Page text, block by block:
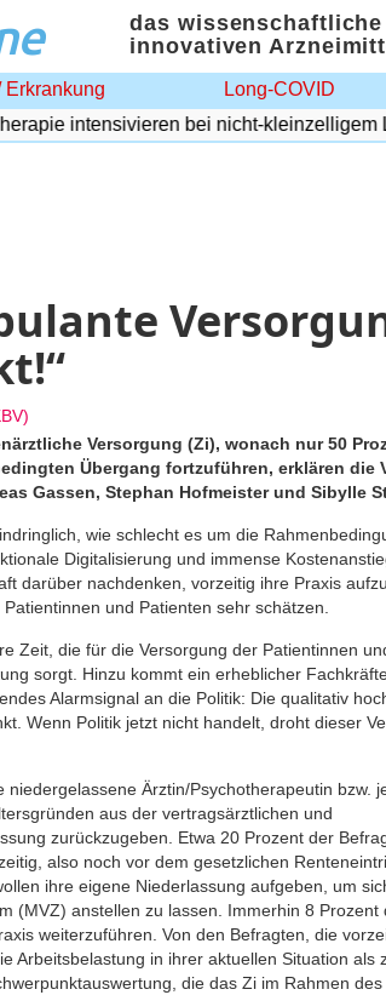
das
innovativen
Erkrankung Long-COVID
intensivieren bei nicht-kleinzelligem
Versorgung (Zi), wonach nur 50
Übergang fortzuführen, erklären die
Gassen, Stephan Hofmeister und Sibylle
wie schlecht es um die
Digitalisierung und immense
darüber nachdenken, vorzeitig ihre Praxis
und Patienten sehr schätzen.
Zeit, die für die Versorgung der Patientinnen
sorgt. Hinzu kommt ein erheblicher
Alarmsignal an die Politik: Die qualitativ
Wenn Politik jetzt nicht handelt, droht dieser
Ärztin/Psychotherapeutin bzw.
aus der vertragsärztlichen und
zurückzugeben. Etwa 20 Prozent der
also noch vor dem gesetzlichen
ihre eigene Niederlassung aufgeben, um
(MVZ) anstellen zu lassen. Immerhin 8 Prozent
weiterzuführen. Von den Befragten, die
Arbeitsbelastung in ihrer aktuellen Situation als
die das Zi im Rahmen des